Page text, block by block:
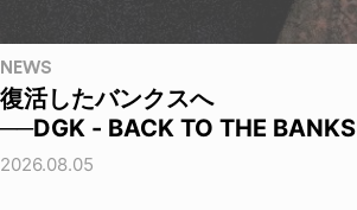
NEWS
復活したバンクスへ
──DGK - BACK TO THE BANKS
2026.08.05